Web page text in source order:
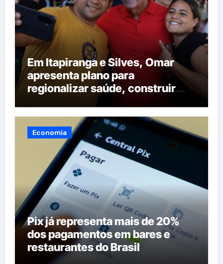
Em Itapiranga e Silves, Omar
apresenta plano para
regionalizar saúde, construir
maternidades e hospital regional
em Itacoatiara
Economia
Pix já representa mais de 20%
dos pagamentos em bares e
restaurantes do Brasil